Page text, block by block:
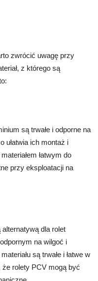
zwrócić uwagę przy
z którego są
są trwałe i odporne na
ułatwia ich montaż i
łatwym do
przy eksploatacji na
dla rolet
na wilgoć i
są trwałe i łatwe w
rolety PCV mogą być